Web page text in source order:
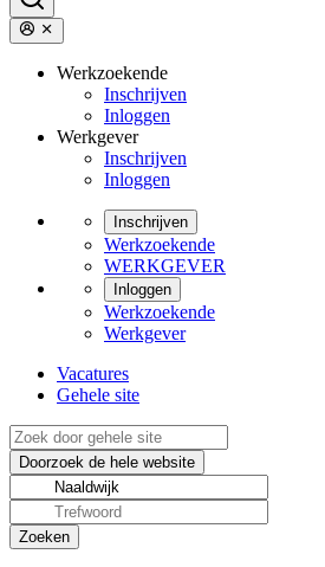
Werkzoekende
Inschrijven
Inloggen
Werkgever
Inschrijven
Inloggen
Inschrijven
Werkzoekende
WERKGEVER
Inloggen
Werkzoekende
Werkgever
Vacatures
Gehele site